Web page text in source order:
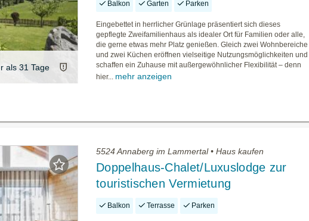
als 31 Tage
Balkon Garten Parken
Eingebettet in herrlicher Grünlage präsentiert sich dieses
gepflegte Zweifamilienhaus als idealer Ort für Familien oder alle,
die gerne etwas mehr Platz genießen. Gleich zwei Wohnbereiche
und zwei Küchen eröffnen vielseitige Nutzungsmöglichkeiten und
schaffen ein Zuhause mit außergewöhnlicher Flexibilität – denn
hier... mehr anzeigen
5524 Annaberg im Lammertal • Haus kaufen
Doppelhaus-Chalet/Luxuslodge zur
touristischen Vermietung
Balkon Terrasse Parken